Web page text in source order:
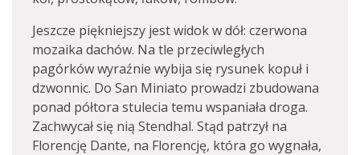
Jeszcze piękniejszy jest widok w dół: czerwona
mozaika dachów. Na tle przeciwległych
pagórków wyraźnie wybija się rysunek kopuł i
dzwonnic. Do San Miniato prowadzi zbudowana
ponad półtora stulecia temu wspaniała droga.
Zachwycał się nią Stendhal. Stąd patrzył na
Florencję Dante, na Florencję, która go wygnała,